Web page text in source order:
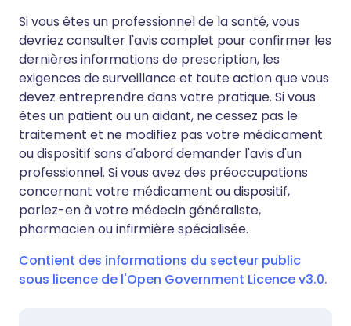
Si vous êtes un professionnel de la santé, vous
devriez consulter l'avis complet pour confirmer les
dernières informations de prescription, les
exigences de surveillance et toute action que vous
devez entreprendre dans votre pratique. Si vous
êtes un patient ou un aidant, ne cessez pas le
traitement et ne modifiez pas votre médicament
ou dispositif sans d'abord demander l'avis d'un
professionnel. Si vous avez des préoccupations
concernant votre médicament ou dispositif,
parlez-en à votre médecin généraliste,
pharmacien ou infirmière spécialisée.
Contient des informations du secteur public
sous licence de l'Open Government Licence v3.0.